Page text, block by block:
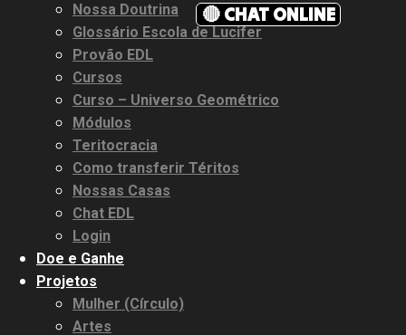
🔴 CHAT ONLINE
Nossa Doutrina
Glossário Escola de Lucifer
Provão EDL
Cursos
Curso – Universo Geométrico
Módulos
Teritocracia
Como transferir Téritos
Nossas Casas
Chat EDL
Login
Doe e Ganhe
Projetos
Mulher (Círculo)
Artes